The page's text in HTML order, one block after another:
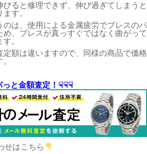
びると修理できず、伸び過ぎてしまうと
す。
のは、使用による金属疲労でブレスのパ
め、ブレスが真っすぐではなく曲がって
。
定額は違いますので、同様の商品で価格
と金額査定！☟☟☟
せはこちら